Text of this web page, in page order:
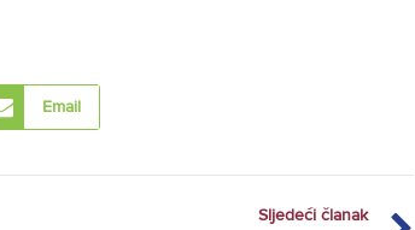
Email
Sljedeći članak